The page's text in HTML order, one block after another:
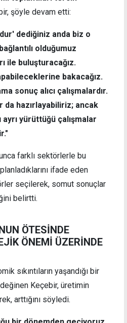
şöyle devam etti:
dediğiniz anda biz o
olduğumuz
ile buluşturacağız.
bakacağız.
sonuç alıcı çalışmalardır.
hazırlayabiliriz; ancak
yürüttüğü çalışmalar
farklı sektörlerle bu
ifade eden
seçilerek, somut sonuçlar
belirtti.
ÖTESİNDE
ÖNEMİ ÜZERİNDE
sıkıntıların yaşandığı bir
Keçebir, üretimin
arttığını söyledi.